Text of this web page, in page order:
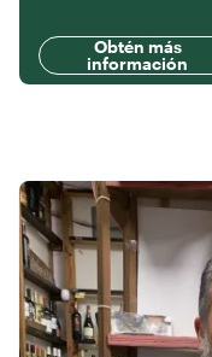
Obtén más
información